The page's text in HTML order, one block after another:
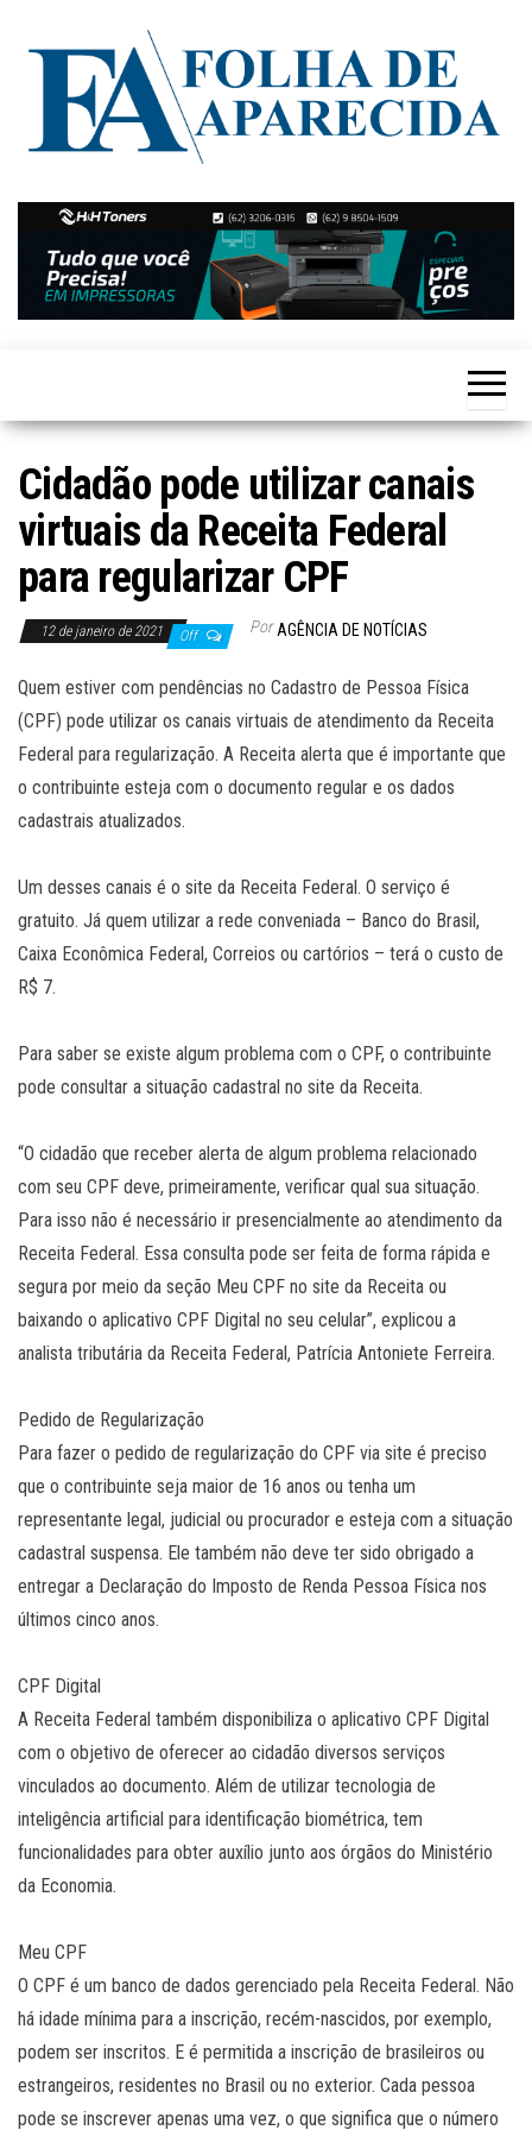
Folha de
Aparecida
Notícias
de
Aparecida
de
Goiânia
Cidadão pode utilizar canais
virtuais da Receita Federal
para regularizar CPF
12 de janeiro de 2021 Off Por AGÊNCIA DE NOTÍCIAS
Quem estiver com pendências no Cadastro de Pessoa Física
(CPF) pode utilizar os canais virtuais de atendimento da Receita
Federal para regularização. A Receita alerta que é importante que
o contribuinte esteja com o documento regular e os dados
cadastrais atualizados.
Um desses canais é o site da Receita Federal. O serviço é
gratuito. Já quem utilizar a rede conveniada – Banco do Brasil,
Caixa Econômica Federal, Correios ou cartórios – terá o custo de
R$ 7.
Para saber se existe algum problema com o CPF, o contribuinte
pode consultar a situação cadastral no site da Receita.
“O cidadão que receber alerta de algum problema relacionado
com seu CPF deve, primeiramente, verificar qual sua situação.
Para isso não é necessário ir presencialmente ao atendimento da
Receita Federal. Essa consulta pode ser feita de forma rápida e
segura por meio da seção Meu CPF no site da Receita ou
baixando o aplicativo CPF Digital no seu celular”, explicou a
analista tributária da Receita Federal, Patrícia Antoniete Ferreira.
Pedido de Regularização
Para fazer o pedido de regularização do CPF via site é preciso
que o contribuinte seja maior de 16 anos ou tenha um
representante legal, judicial ou procurador e esteja com a situação
cadastral suspensa. Ele também não deve ter sido obrigado a
entregar a Declaração do Imposto de Renda Pessoa Física nos
últimos cinco anos.
CPF Digital
A Receita Federal também disponibiliza o aplicativo CPF Digital
com o objetivo de oferecer ao cidadão diversos serviços
vinculados ao documento. Além de utilizar tecnologia de
inteligência artificial para identificação biométrica, tem
funcionalidades para obter auxílio junto aos órgãos do Ministério
da Economia.
Meu CPF
O CPF é um banco de dados gerenciado pela Receita Federal. Não
há idade mínima para a inscrição, recém-nascidos, por exemplo,
podem ser inscritos. E é permitida a inscrição de brasileiros ou
estrangeiros, residentes no Brasil ou no exterior. Cada pessoa
pode se inscrever apenas uma vez, o que significa que o número